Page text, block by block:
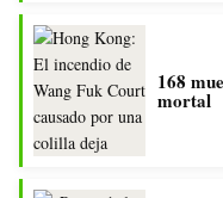
168
mortal